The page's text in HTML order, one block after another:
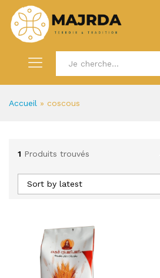
Accueil » coscous
1 Produits trouvés
Sort by latest